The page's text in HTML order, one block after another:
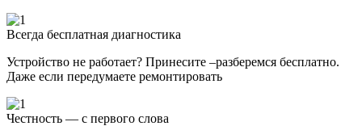
Всегда бесплатная диагностика
Устройство не работает? Принесите –разберемся бесплатно.
Даже если передумаете ремонтировать
Честность — с первого слова